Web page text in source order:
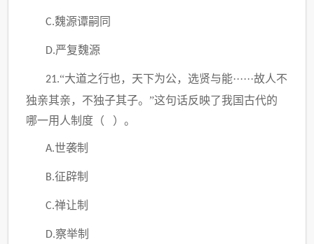
C.魏源谭嗣同
D.严复魏源
21.“大道之行也，天下为公，选贤与能······故人不
独亲其亲，不独子其子。”这句话反映了我国古代的
哪一用人制度（ ）。
A.世袭制
B.征辟制
C.禅让制
D.察举制